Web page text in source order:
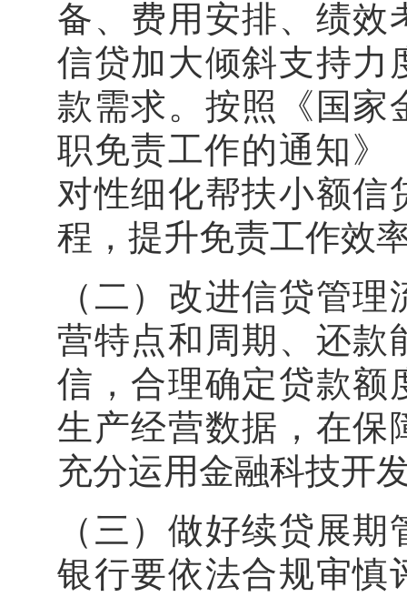
备、费用安排、绩效
信贷加大倾斜支持力
款需求。按照《国家
职免责工作的通知》
对性细化帮扶小额信
程，提升免责工作
（二）改进信贷管
营特点和周期、还款
信，合理确定贷款额
生产经营数据，在保
充分运用金融科技
（三）做好续贷展
银行要依法合规审慎